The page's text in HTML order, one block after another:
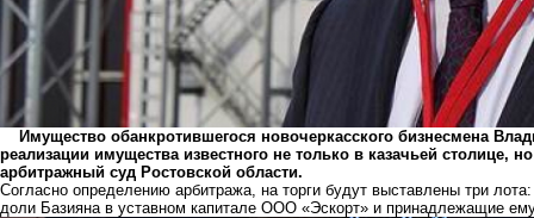
Имущество обанкротившегося новочеркасского бизнесмена
реализации имущества известного не только в казачьей столице,
арбитражный суд Ростовской области.
Согласно определению арбитража, на торги будут выставлены три
доли Базияна в уставном капитале ООО «Эскорт» и принадлежащие